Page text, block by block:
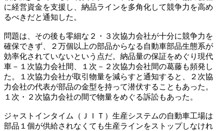
に経営資金を支援し、納品ラインを多角化して競争力を高め
るべきだと通知した。
問題は、その後も零細な２・３次協力会社が十分に競争力を
確保できず、２万個以上の部品からなる自動車部品生態系が
効率化されていないという点だ。納品量の保証をめぐり現代
車－１次協力会社間、１次－２次協力会社間の葛藤も頻発し
た。１次協力会社が取引物量を減らすと通知すると、２次協
力会社の代表が部品の金型を持って潜伏することもあった。
１次・２次協力会社の間で物量をめぐる訴訟もあった。
ジャストインタイム（ＪＩＴ）生産システムの自動車工場は
部品１個が供給されなくても生産ラインをストップしなけれ